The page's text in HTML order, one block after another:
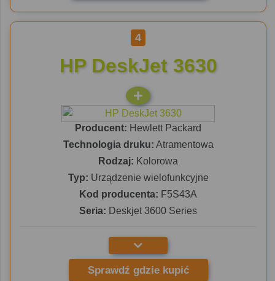
4
HP DeskJet 3630
Producent: Hewlett Packard
Technologia druku: Atramentowa
Rodzaj: Kolorowa
Typ: Urządzenie wielofunkcyjne
Kod producenta: F5S43A
Seria: Deskjet 3600 Series
Sprawdź gdzie kupić